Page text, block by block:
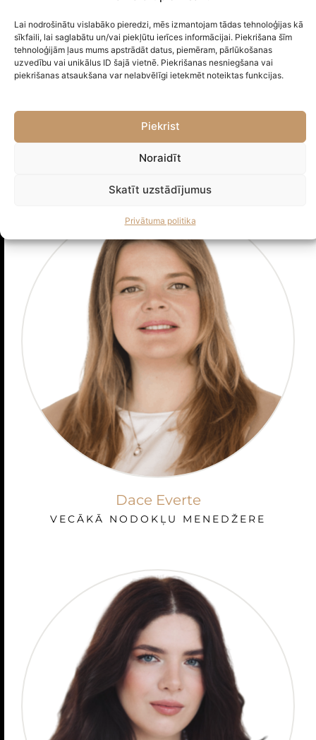
Lai nodrošinātu vislabāko pieredzi, mēs izmantojam tādas tehnoloģijas kā
sīkfaili, lai saglabātu un/vai piekļūtu ierīces informācijai. Piekrišana šīm
tehnoloģijām ļaus mums apstrādāt datus, piemēram, pārlūkošanas
uzvedību vai unikālus ID šajā vietnē. Piekrišanas nesniegšana vai
piekrišanas atsaukšana var nelabvēlīgi ietekmēt noteiktas funkcijas.
Piekrist
Noraidīt
Skatīt uzstādījumus
Privātuma politika
Jānis Zaķis
ZVĒRINĀTS ADVOKĀTS
Dace Everte
VECĀKĀ NODOKĻU MENEDŽERE